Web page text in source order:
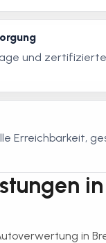
und
Erreichbarkeit,
in